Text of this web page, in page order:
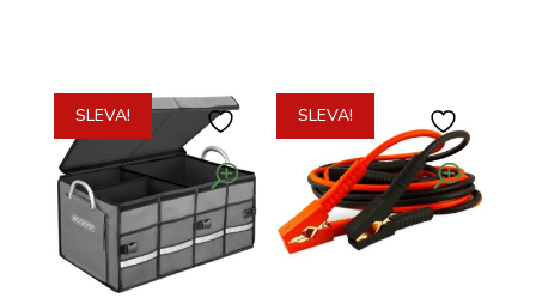
SLEVA! SLEVA!